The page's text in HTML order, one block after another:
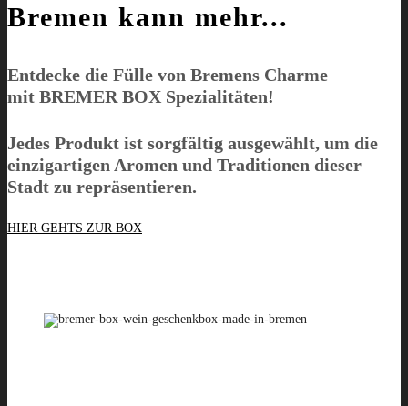
Bremen kann mehr...
Entdecke die Fülle von Bremens Charme
mit BREMER BOXSpezialitäten!
Jedes Produkt ist sorgfältig ausgewählt, um die
einzigartigen Aromen und Traditionen dieser
Stadt zu repräsentieren.
HIER GEHTS ZUR BOX